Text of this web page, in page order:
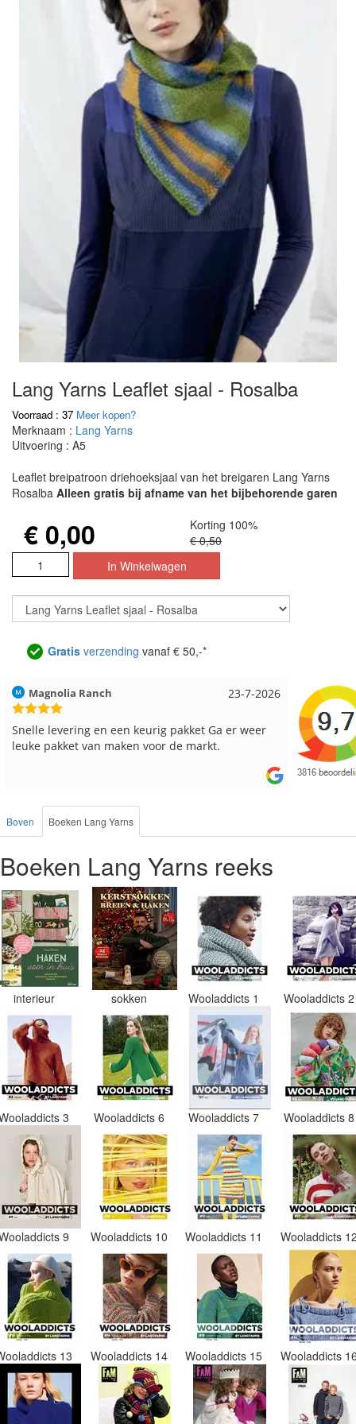
Lang Yarns Leaflet sjaal - Rosalba
Voorraad : 37 Meer kopen?
Merknaam : Lang Yarns
Uitvoering : A5
Leaflet breipatroon driehoeksjaal van het breigaren Lang Yarns
Rosalba Alleen gratis bij afname van het bijbehorende garen
€ 0,00
Korting 100%
€ 0,50
Gratis verzending vanaf € 50,-*
17-7-2026
Hilde uit Loyers
Reeds meerdere keren breigaren en breinaalden
besteld, altijd heel tevreden over de service.
Loes uit
Snelle
Boven Boeken Lang Yarns
Boeken Lang Yarns reeks
interieur sokken Wooladdicts 1 Wooladdicts
3 Wooladdicts 6 Wooladdicts 7 Wooladdicts
9 Wooladdicts 10 Wooladdicts 11 Wooladdicts
13 Wooladdicts 14 Wooladdicts 15 Wooladdicts